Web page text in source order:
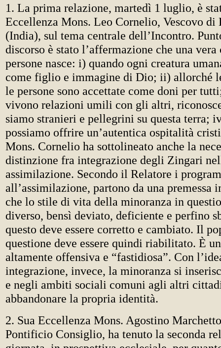
1. La prima relazione, martedì 1 luglio, è
Eccellenza Mons. Leo Cornelio, Vescovo di
(India), sul tema centrale dell’Incontro.
discorso è stato l’affermazione che una
persone nasce: i) quando ogni creatura
come figlio e immagine di Dio; ii) allorché
le persone sono accettate come doni per
vivono relazioni umili con gli altri,
siamo stranieri e pellegrini su questa terra;
possiamo offrire un’autentica ospitalità
Mons. Cornelio ha sottolineato anche la
distinzione fra integrazione degli Zingari
assimilazione. Secondo il Relatore i
all’assimilazione, partono da una premessa
che lo stile di vita della minoranza in
diverso, bensì deviato, deficiente e perfino
questo deve essere corretto e cambiato. Il
questione deve essere quindi riabilitato. È
altamente offensiva e “fastidiosa”. Con
integrazione, invece, la minoranza si
e negli ambiti sociali comuni agli altri
abbandonare la propria identità.
2. Sua Eccellenza Mons. Agostino
Pontificio Consiglio, ha tenuto la seconda